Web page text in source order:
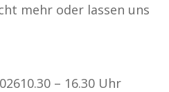
mehr oder lassen uns
10.30 – 16.30 Uhr